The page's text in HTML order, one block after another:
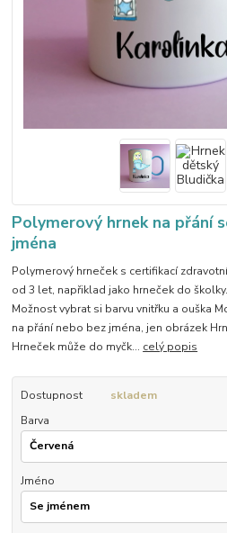
Polymerový hrnek na přání
jména
Polymerový hrneček s certifikací
od 3 let, napřiklad jako hrneček do
Možnost vybrat si barvu vnitřku a ouška
na přání nebo bez jména, jen obrázek
Hrneček může do myčk... celý popis
Dostupnost
skladem
Barva
Jméno